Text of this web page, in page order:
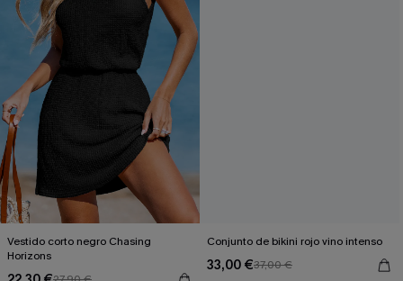
Vestido corto negro Chasing
Horizons
Conjunto de bikini rojo vino intenso
33,00 €37,00 €